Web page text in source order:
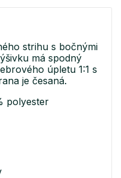
strihu s bočnými
má spodný
úpletu 1:1 s
je česaná.
polyester